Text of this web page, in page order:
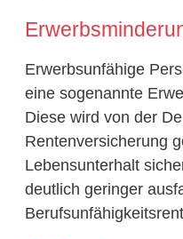
Erwerbsunfähige
eine sogenannte
Diese wird von der
Rentenversicherung
Lebensunterhalt
deutlich geringer